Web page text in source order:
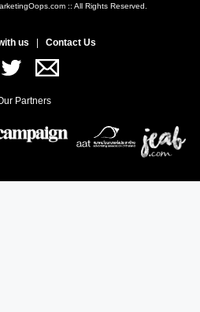
:: All Rights Reserved.
us | Contact Us
Partners